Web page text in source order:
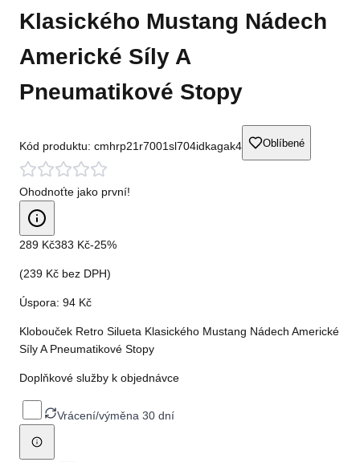
Klasického Mustang Nádech
Americké Síly A
Pneumatikové Stopy
Kód produktu: cmhrp21r7001sl704idkagak4 Oblíbené
Ohodnoťte jako první!
289 Kč383 Kč-25%
(239 Kč bez DPH)
Úspora: 94 Kč
Klobouček Retro Silueta Klasického Mustang Nádech Americké
Síly A Pneumatikové Stopy
Doplňkové služby k objednávce
Vrácení/výměna 30 dní